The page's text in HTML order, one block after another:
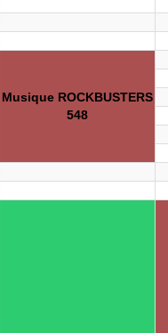
Musique ROCKBUSTERS
548